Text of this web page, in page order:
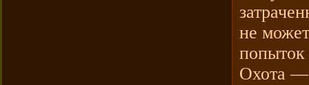
не
попыток
Охота —